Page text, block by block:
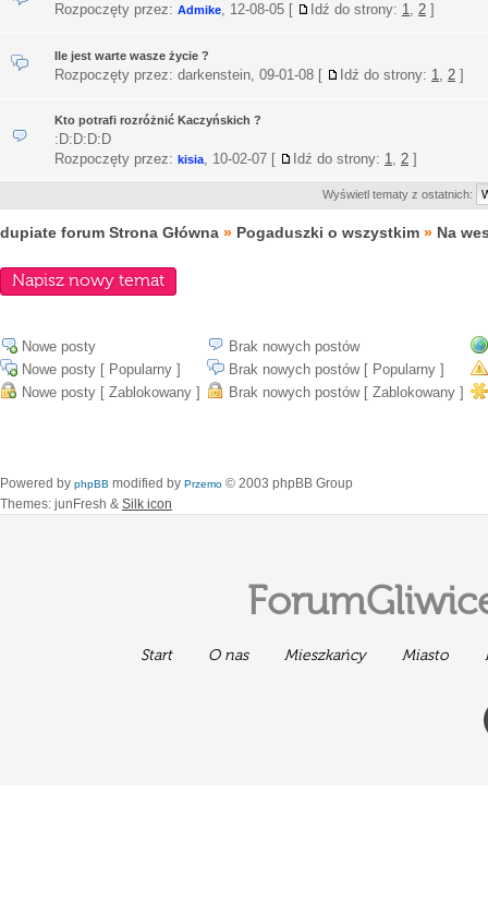
Rozpoczęty przez: Admike, 12-08-05 [ Idź do strony: 1, 2 ]
Ile jest warte wasze życie ?
Rozpoczęty przez: darkenstein, 09-01-08 [ Idź do strony: 1, 2 ]
Kto potrafi rozróżnić Kaczyńskich ?
:D:D:D:D
Rozpoczęty przez: kisia, 10-02-07 [ Idź do strony: 1, 2 ]
Wyświetl tematy z ostatnich:
dupiate forum Strona Główna » Pogaduszki o wszystkim » Na
Napisz nowy temat
Nowe posty
Brak nowych postów
Nowe posty [ Popularny ]
Brak nowych postów [ Popularny ]
Nowe posty [ Zablokowany ]
Brak nowych postów [ Zablokowany ]
Powered by phpBB modified by Przemo © 2003 phpBB Group
Themes: junFresh & Silk icon
Start O nas Mieszkańcy Miasto